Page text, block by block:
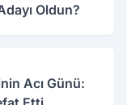
Oldun?
Acı Günü: